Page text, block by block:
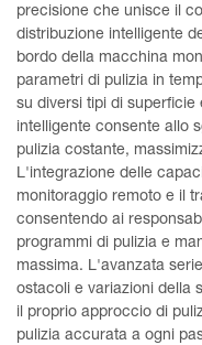
precisione che unisce il
distribuzione intelligente
bordo della macchina
parametri di pulizia in
su diversi tipi di
intelligente consente allo
pulizia costante,
L'integrazione delle
monitoraggio remoto e il
consentendo ai
programmi di pulizia e
massima. L'avanzata
ostacoli e variazioni della
il proprio approccio di
pulizia accurata a ogni